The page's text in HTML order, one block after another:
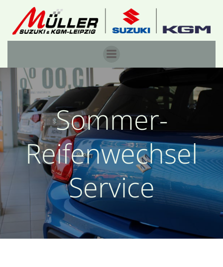
Inhalt
springen
Sommer-
Reifenwechsel
Service